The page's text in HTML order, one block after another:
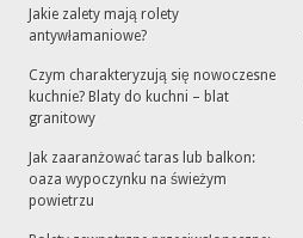
Jakie zalety mają rolety
antywłamaniowe?
Czym charakteryzują się nowoczesne
kuchnie? Blaty do kuchni – blat
granitowy
Jak zaaranżować taras lub balkon:
oaza wypoczynku na świeżym
powietrzu